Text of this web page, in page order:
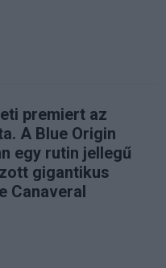
premiert az
A Blue Origin
egy rutin jellegű
gigantikus
Canaveral